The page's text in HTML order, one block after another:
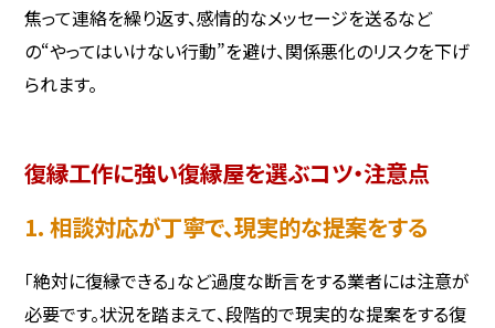
焦って連絡を繰り返す、感情的なメッセージを送るなど
の“やってはいけない行動”を避け、関係悪化のリスクを下げ
られます。
復縁工作に強い復縁屋を選ぶコツ・注意点
1. 相談対応が丁寧で、現実的な提案をする
「絶対に復縁できる」など過度な断言をする業者には注意が
必要です。状況を踏まえて、段階的で現実的な提案をする復